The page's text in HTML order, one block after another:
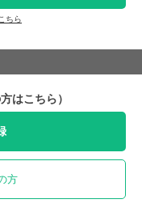
ちら
はこちら）
方